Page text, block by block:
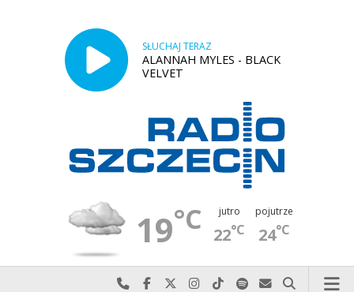
SŁUCHAJ TERAZ
ALANNAH MYLES - BLACK
VELVET
19°C jutro
22°C
pojutrze
24°C
Najlepiej po prostu do nas zadzwoń
Odwiedź nas na Facebook-u
Odwiedź nas na X
Odwiedź nas na Instagram-ie
Odwiedź nas na TikTok-u
Szukaj nas na Spotify
Wyślij do nas
Szukaj